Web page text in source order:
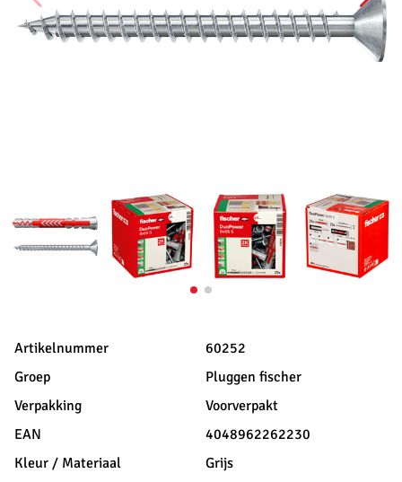
Artikelnummer
60252
Groep
Pluggen fischer
Verpakking
Voorverpakt
EAN
4048962262230
Kleur / Materiaal
Grijs